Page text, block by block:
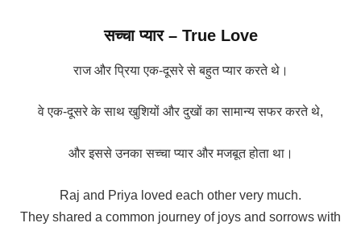
सच्चा प्यार – True Love
राज और प्रिया एक-दूसरे से बहुत प्यार करते थे।
वे एक-दूसरे के साथ खुशियों और दुखों का सामान्य सफर करते थे,
और इससे उनका सच्चा प्यार और मजबूत होता था।
Raj and Priya loved each other very much.
They shared a common journey of joys and sorrows with